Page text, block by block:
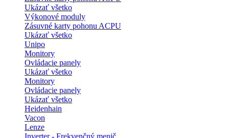
Ukázať všetko
Výkonové moduly
Zásuvné karty pohonu ACPU
Ukázať všetko
Unipo
Monitory
Ovládacie panely
Ukázať všetko
Monitory
Ovládacie panely
Ukázať všetko
Heidenhain
Vacon
Lenze
Inverter - Frekvenčný menič